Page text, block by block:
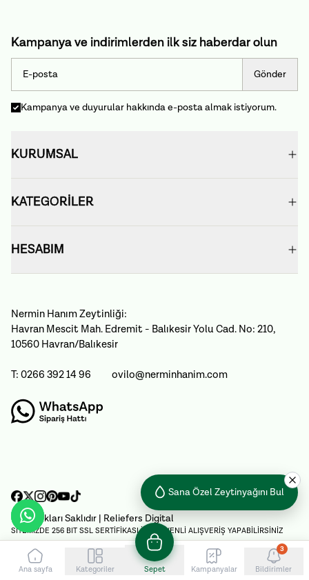
Ana sayfa Kategoriler Sepet Kampanyalar
3
Bildirimler
Kampanya ve indirimlerden ilk siz haberdar olun
Gönder
Kampanya ve duyurular hakkında e-posta almak istiyorum.
KURUMSAL
KATEGORİLER
HESABIM
Nermin Hanım Zeytinliği:
Havran Mescit Mah. Edremit - Balıkesir Yolu Cad. No: 210,
10560 Havran/Balıkesir
T: 0266 392 14 96 ovilo@nerminhanim.com
Tüm Hakları Saklıdır | Reliefers Digital
SİTEMİZDE 256 BIT SSL SERTİFİKASI İLE GÜVENLİ ALIŞVERİŞ YAPABİLİRSİNİZ
Sana Özel Zeytinyağını Bul